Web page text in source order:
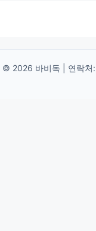
© 2026 바비독 | 연락처: